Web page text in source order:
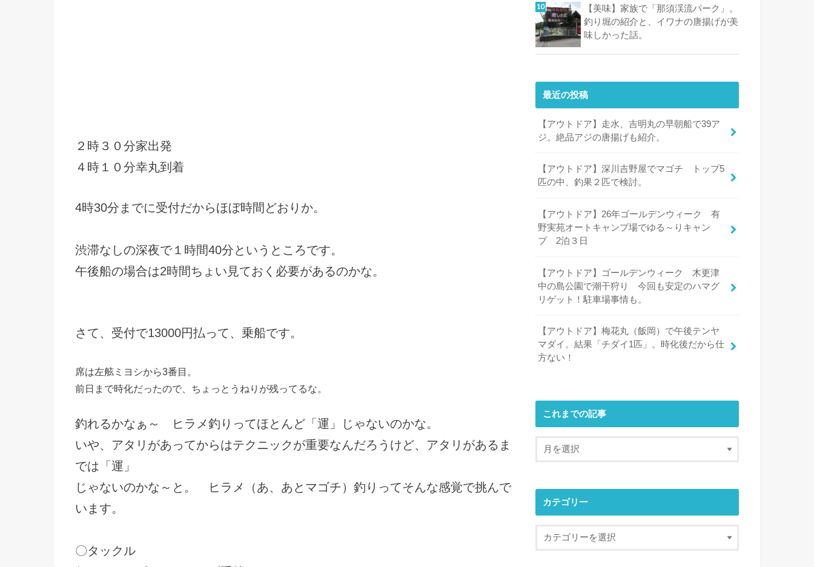
２時３０分家出発
４時１０分幸丸到着
4時30分までに受付だからほぼ時間どおりか。
渋滞なしの深夜で１時間40分というところです。
午後船の場合は2時間ちょい見ておく必要があるのかな。
さて、受付で13000円払って、乗船です。
席は左舷ミヨシから3番目。
前日まで時化だったので、ちょっとうねりが残ってるな。
釣れるかなぁ～ ヒラメ釣りってほとんど「運」じゃないのかな。
いや、アタリがあってからはテクニックが重要なんだろうけど、アタリがあるま
では「運」
じゃないのかな～と。 ヒラメ（あ、あとマゴチ）釣りってそんな感覚で挑んで
います。
〇タックル
【美味】家族で「那須渓流パーク」。
釣り堀の紹介と、イワナの唐揚げが美
味しかった話。
最近の投稿
【アウトドア】走水、吉明丸の早朝船で39ア
ジ。絶品アジの唐揚げも紹介。
【アウトドア】深川吉野屋でマゴチ トップ5
匹の中、釣果２匹で検討。
【アウトドア】26年ゴールデンウィーク 有
野実苑オートキャンプ場でゆる～りキャン
プ 2泊３日
【アウトドア】ゴールデンウィーク 木更津
中の島公園で潮干狩り 今回も安定のハマグ
リゲット！駐車場事情も。
【アウトドア】梅花丸（飯岡）で午後テンヤ
マダイ。結果「チダイ1匹」。時化後だから仕
方ない！
これまでの記事
カテゴリー